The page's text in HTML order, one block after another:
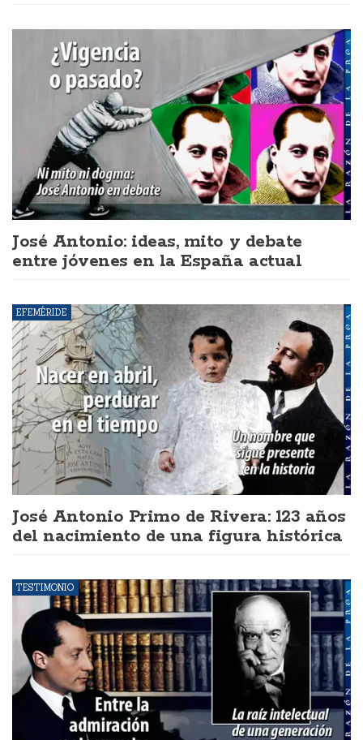
José Antonio: ideas, mito y debate
entre jóvenes en la España actual
EFEMÉRIDE
José Antonio Primo de Rivera: 123 años
del nacimiento de una figura histórica
TESTIMONIO